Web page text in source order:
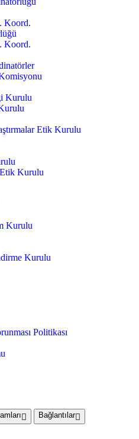
Koord.
Koord.
Kurulu
Etik Kurulu
Kurulu
Kurulu
Kurulu
Politikası
Bağlantılar